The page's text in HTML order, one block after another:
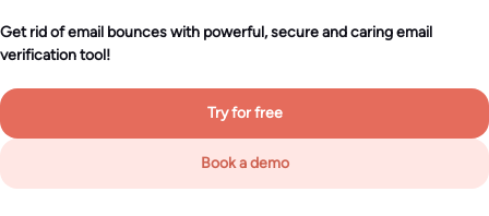
Get rid of email bounces with powerful, secure and caring email
verification tool!
Try for free
Book a demo